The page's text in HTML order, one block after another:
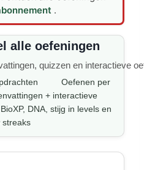
.
alle oefeningen
quizzen en interactieve
Oefenen per
+ interactieve
DNA, stijg in levels en
streaks